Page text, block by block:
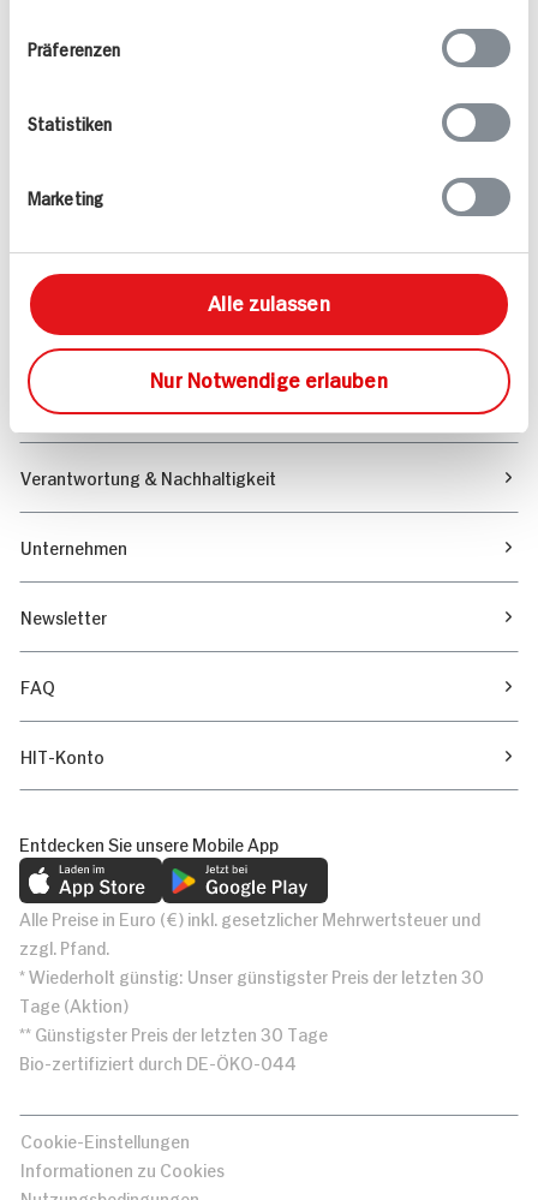
Präferenzen
Statistiken
Marketing
Alle zulassen
Nur Notwendige erlauben
Folgen Sie uns auf TikTok
Angebote & Coupons
Rezepte
Marktfinder
Unser Magazin
Verantwortung & Nachhaltigkeit
Unternehmen
Newsletter
FAQ
HIT-Konto
Entdecken Sie unsere Mobile App
Alle Preise in Euro (€) inkl. gesetzlicher Mehrwertsteuer und
zzgl. Pfand.
* Wiederholt günstig: Unser günstigster Preis der letzten 30
Tage (Aktion)
** Günstigster Preis der letzten 30 Tage
Bio-zertifiziert durch DE-ÖKO-044
Cookie-Einstellungen
Informationen zu Cookies